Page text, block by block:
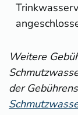
Weitere
der